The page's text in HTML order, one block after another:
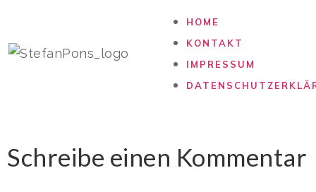
HOME
KONTAKT
IMPRESSUM
Schreibe einen Kommentar